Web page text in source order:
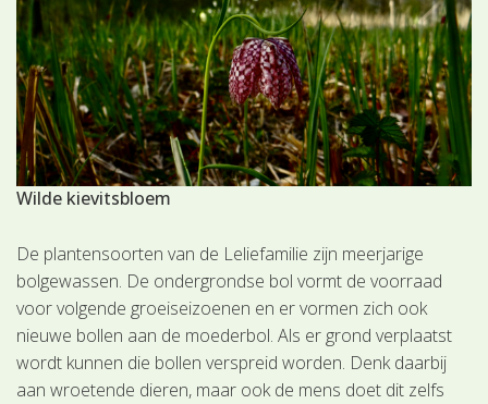
Wilde kievitsbloem
De plantensoorten van de Leliefamilie zijn meerjarige
bolgewassen. De ondergrondse bol vormt de voorraad
voor volgende groeiseizoenen en er vormen zich ook
nieuwe bollen aan de moederbol. Als er grond verplaatst
wordt kunnen die bollen verspreid worden. Denk daarbij
aan wroetende dieren, maar ook de mens doet dit zelfs